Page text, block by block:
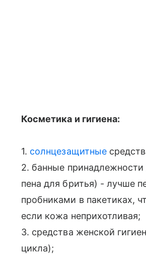
Косметика и гигиена:
1. солнцезащитные
2. банные
пена для бритья) - лучше
пробниками в пакетиках,
если кожа неприхотливая;
3. средства женской
цикла);